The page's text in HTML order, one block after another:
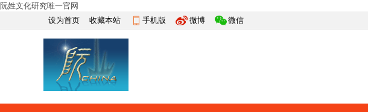
阮姓文化研究唯一官网
设为首页
收藏本站 手机版 微博 微信